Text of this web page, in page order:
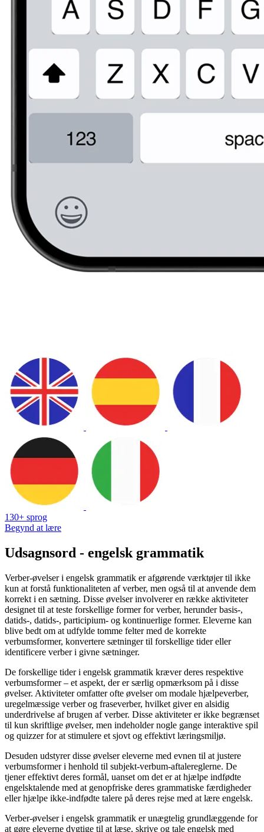
130+ sprog
Begynd at lære
Udsagnsord - engelsk grammatik
Verber-øvelser i engelsk grammatik er afgørende værktøjer til ikke
kun at forstå funktionaliteten af verber, men også til at anvende dem
korrekt i en sætning. Disse øvelser involverer en række aktiviteter
designet til at teste forskellige former for verber, herunder basis-,
datids-, datids-, participium- og kontinuerlige former. Eleverne kan
blive bedt om at udfylde tomme felter med de korrekte
verbumsformer, konvertere sætninger til forskellige tider eller
identificere verber i givne sætninger.
De forskellige tider i engelsk grammatik kræver deres respektive
verbumsformer – et aspekt, der er særlig opmærksom på i disse
øvelser. Aktiviteter omfatter ofte øvelser om modale hjælpeverber,
uregelmæssige verber og fraseverber, hvilket giver en alsidig
underdrivelse af brugen af verber. Disse aktiviteter er ikke begrænset
til kun skriftlige øvelser, men indeholder nogle gange interaktive spil
og quizzer for at stimulere et sjovt og effektivt læringsmiljø.
Desuden udstyrer disse øvelser eleverne med evnen til at justere
verbumsformer i henhold til subjekt-verbum-aftalereglerne. De
tjener effektivt deres formål, uanset om det er at hjælpe indfødte
engelsktalende med at genopfriske deres grammatiske færdigheder
eller hjælpe ikke-indfødte talere på deres rejse med at lære engelsk.
Verber-øvelser i engelsk grammatik er unægtelig grundlæggende for
at gøre eleverne dygtige til at læse, skrive og tale engelsk med